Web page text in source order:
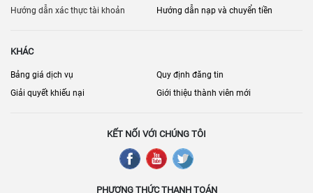
Hướng dẫn xác thực tài khoản
Hướng dẫn nạp và chuyển tiền
KHÁC
Bảng giá dịch vụ
Quy định đăng tin
Giải quyết khiếu nại
Giới thiệu thành viên mới
KẾT NỐI VỚI CHÚNG TÔI
PHƯƠNG THỨC THANH TOÁN